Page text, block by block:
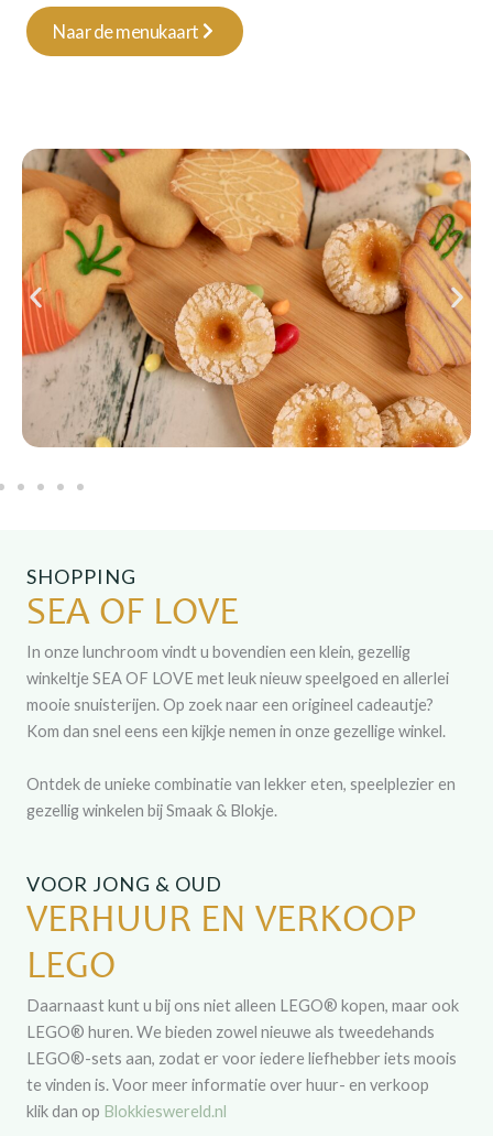
Naar de menukaart
SHOPPING
SEA OF LOVE
In onze lunchroom vindt u bovendien een klein, gezellig
winkeltje SEA OF LOVE met leuk nieuw speelgoed en allerlei
mooie snuisterijen. Op zoek naar een origineel cadeautje?
Kom dan snel eens een kijkje nemen in onze gezellige winkel.
Ontdek de unieke combinatie van lekker eten, speelplezier en
gezellig winkelen bij Smaak & Blokje.
VOOR JONG & OUD
VERHUUR EN VERKOOP
LEGO
Daarnaast kunt u bij ons niet alleen LEGO® kopen, maar ook
LEGO® huren. We bieden zowel nieuwe als tweedehands
LEGO®-sets aan, zodat er voor iedere liefhebber iets moois
te vinden is. Voor meer informatie over huur- en verkoop
klik dan op Blokkieswereld.nl